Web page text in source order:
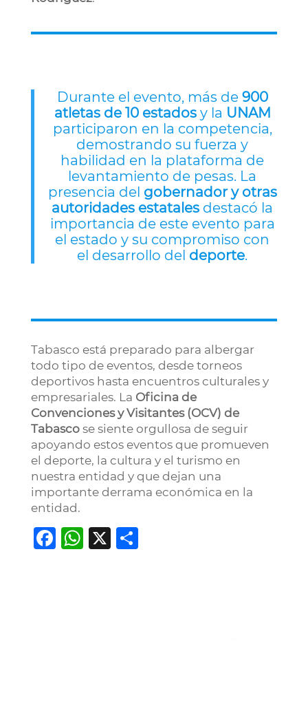
Durante el evento, más de900
atletas de 10 estadosy la UNAM
participaron en la competencia,
demostrando su fuerza y
habilidad en la plataforma de
levantamiento de pesas. La
presencia del gobernador y otras
autoridades estatales destacó la
importancia de este evento para
el estado y su compromiso con
el desarrollo del deporte.
Tabasco está preparado para albergar
todo tipo de eventos, desde torneos
deportivos hasta encuentros culturales y
empresariales. La Oficina de
Convenciones y Visitantes (OCV) de
Tabascose siente orgullosa de seguir
apoyando estos eventos que promueven
el deporte, la cultura y el turismo en
nuestra entidad y que dejan una
importante derrama económica en la
entidad.
Facebook
WhatsApp
X Compartir